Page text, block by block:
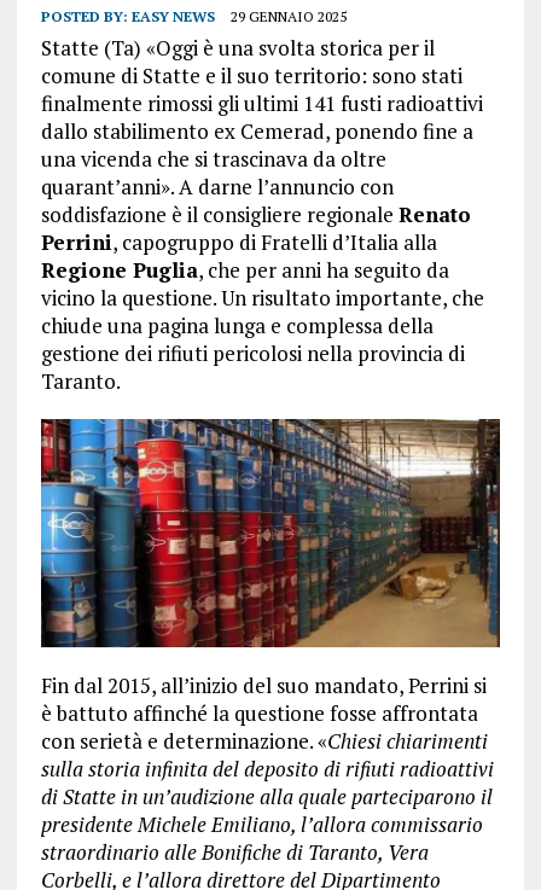
POSTED BY: EASY NEWS 29 GENNAIO 2025
Statte (Ta) «Oggi è una svolta storica per il
comune di Statte e il suo territorio: sono stati
finalmente rimossi gli ultimi 141 fusti radioattivi
dallo stabilimento ex Cemerad, ponendo fine a
una vicenda che si trascinava da oltre
quarant’anni». A darne l’annuncio con
soddisfazione è il consigliere regionale Renato
Perrini, capogruppo di Fratelli d’Italia alla
Regione Puglia, che per anni ha seguito da
vicino la questione. Un risultato importante, che
chiude una pagina lunga e complessa della
gestione dei rifiuti pericolosi nella provincia di
Taranto.
Fin dal 2015, all’inizio del suo mandato, Perrini si
è battuto affinché la questione fosse affrontata
con serietà e determinazione. «Chiesi chiarimenti
sulla storia infinita del deposito di rifiuti radioattivi
di Statte in un’audizione alla quale parteciparono il
presidente Michele Emiliano, l’allora commissario
straordinario alle Bonifiche di Taranto, Vera
Corbelli, e l’allora direttore del Dipartimento